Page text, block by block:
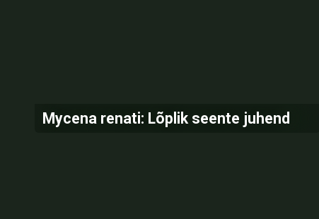
Mycena renati: Lõplik seente juhend